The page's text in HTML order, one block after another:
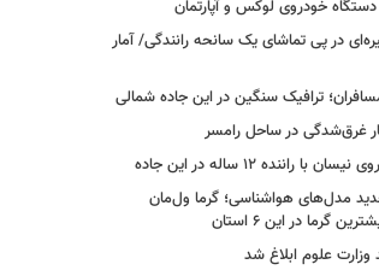
در پی تماشای یک سانحه رانندگی/ آمار
ترافیک سنگین در این جاده شمالی
غرق‌شدگی در ساحل رامسر
با راننده ۱۲ ساله در این جاده
مدل‌های هواشناسی؛ گرما ول‌مان
گرما در این ۶ استان
علوم ابلاغ شد